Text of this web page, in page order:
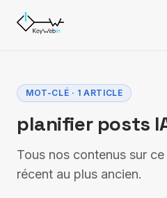
MOT-CLÉ · 1 ARTICLE
planifier posts
Tous nos contenus sur
récent au plus ancien.